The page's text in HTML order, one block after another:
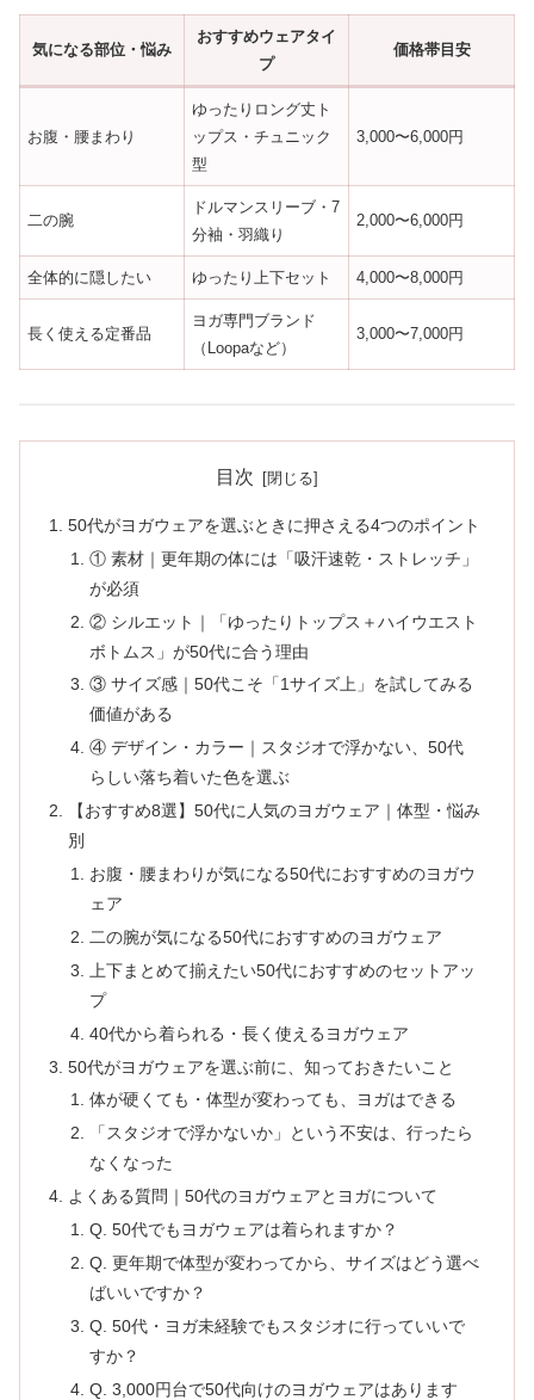
気になる部位・悩み
おすすめウェアタイ
プ
価格帯目安
お腹・腰まわり
ゆったりロング丈ト
ップス・チュニック
型
3,000〜6,000円
二の腕
ドルマンスリーブ・7
分袖・羽織り
2,000〜6,000円
全体的に隠したい ゆったり上下セット 4,000〜8,000円
長く使える定番品
ヨガ専門ブランド
（Loopaなど）
3,000〜7,000円
目次
50代がヨガウェアを選ぶときに押さえる4つのポイント
① 素材｜更年期の体には「吸汗速乾・ストレッチ」
が必須
② シルエット｜「ゆったりトップス＋ハイウエスト
ボトムス」が50代に合う理由
③ サイズ感｜50代こそ「1サイズ上」を試してみる
価値がある
④ デザイン・カラー｜スタジオで浮かない、50代
らしい落ち着いた色を選ぶ
【おすすめ8選】50代に人気のヨガウェア｜体型・悩み
別
お腹・腰まわりが気になる50代におすすめのヨガウ
ェア
二の腕が気になる50代におすすめのヨガウェア
上下まとめて揃えたい50代におすすめのセットアッ
プ
40代から着られる・長く使えるヨガウェア
50代がヨガウェアを選ぶ前に、知っておきたいこと
体が硬くても・体型が変わっても、ヨガはできる
「スタジオで浮かないか」という不安は、行ったら
なくなった
よくある質問｜50代のヨガウェアとヨガについて
Q. 50代でもヨガウェアは着られますか？
Q. 更年期で体型が変わってから、サイズはどう選べ
ばいいですか？
Q. 50代・ヨガ未経験でもスタジオに行っていいで
すか？
Q. 3,000円台で50代向けのヨガウェアはあります